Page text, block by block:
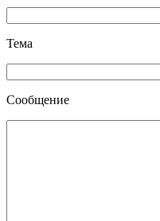
Тема
Сообщение